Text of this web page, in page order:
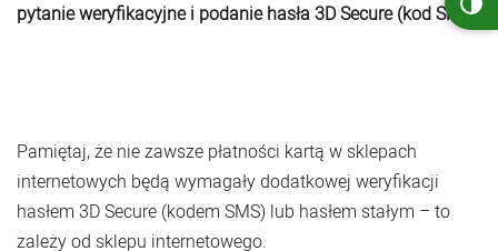
pytanie weryfikacyjne i podanie hasła 3D Secure (kod SMS).
Pamiętaj, że nie zawsze płatności kartą w sklepach
internetowych będą wymagały dodatkowej weryfikacji
hasłem 3D Secure (kodem SMS) lub hasłem stałym – to
zależy od sklepu internetowego.